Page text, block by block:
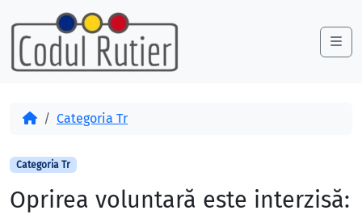
Skip to content
Skip to footer
AcasăCategoria Tr
Categoria Tr
Oprirea voluntară este interzisă: